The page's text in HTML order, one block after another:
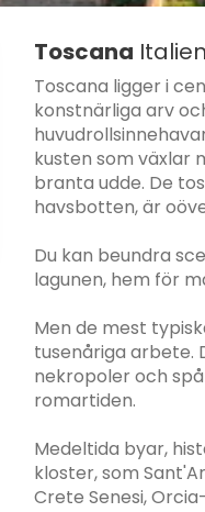
Toscana Italien
Toscana ligger i
konstnärliga arv
kusten som växlar
branta udde. De
havsbotten, är
Du kan beundra
lagunen, hem för
Men de mest
tusenåriga arbete.
nekropoler och
romartiden.
Medeltida byar,
kloster, som
Crete Senesi,